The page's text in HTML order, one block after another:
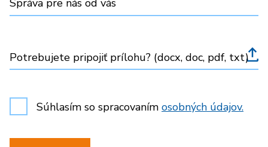
Správa pre nás od vás
Potrebujete pripojiť prílohu? (docx, doc, pdf, txt)
Súhlasím so spracovaním osobných údajov.